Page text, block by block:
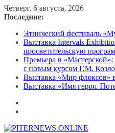
Перейти
к
Четверг, 6 августа, 2026
Последние:
Этнический фестиваль
Выставка Intervals
просветительскую
Премьера в
с новым курсом Г.М.
Выставка «Мир флоксов»
Выставка «Имя героя.